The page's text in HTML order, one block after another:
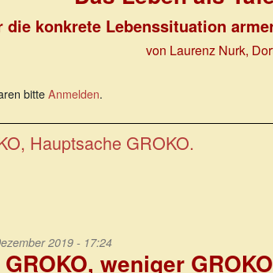
die konkrete Lebenssituation
von Laurenz Nurk,
bitteAnmelden.
Hauptsache GROKO.
2019 - 17:24
weniger